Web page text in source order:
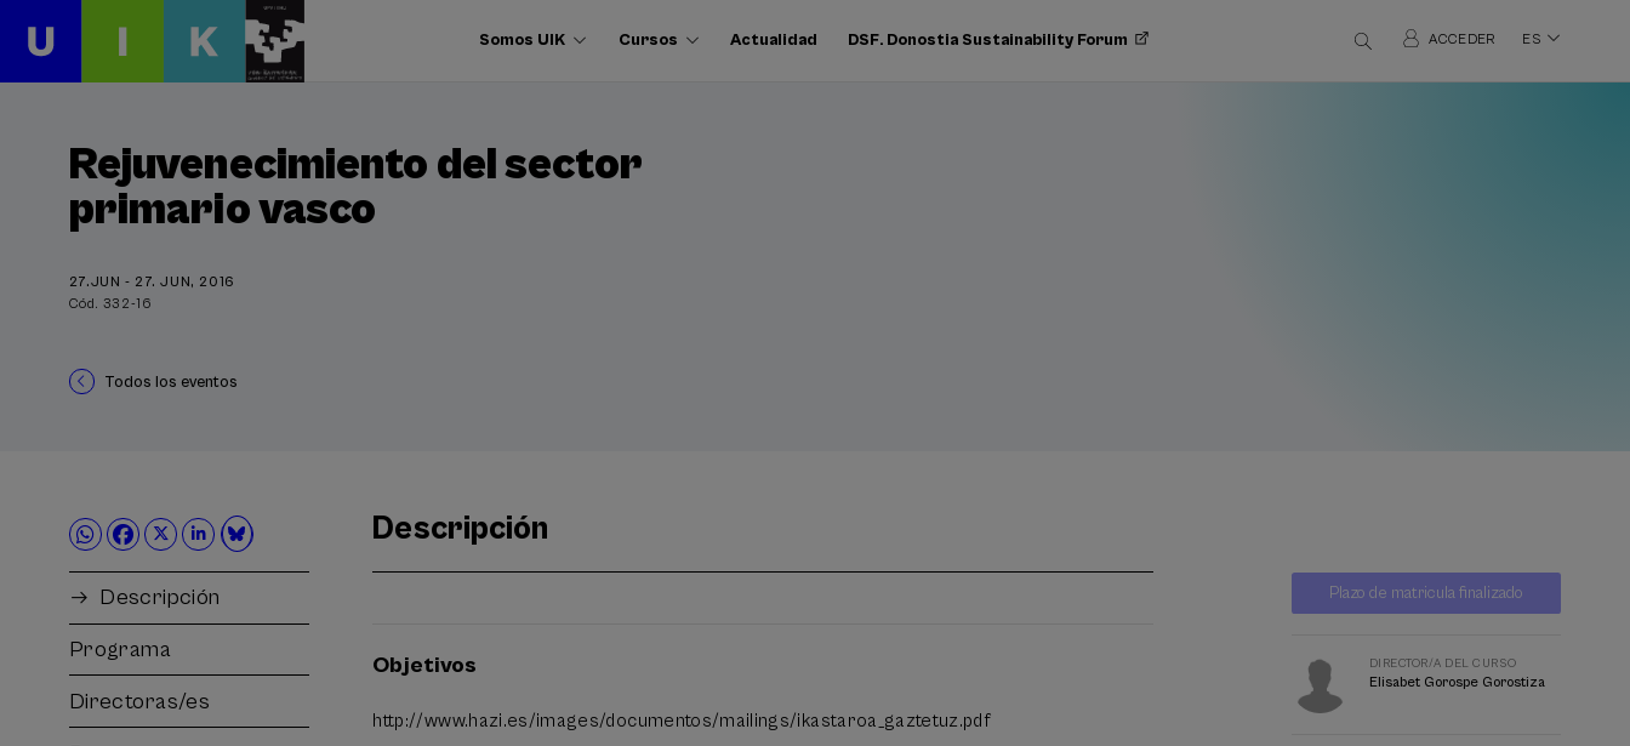
Somos UIK Cursos Actualidad DSF. Donostia Sustainability Forum ACCEDER ES
Rejuvenecimiento del sector
primario vasco
27.JUN - 27. JUN, 2016
Cód. 332-16
Todos los eventos
Descripción
Programa
Directoras/es
Descripción
Objetivos
http://www.hazi.es/images/documentos/mailings/ikastaroa_gaztetuz.pdf
Fecha pasada
Plazo de matricula finalizado
curso
DIRECTOR/A DEL CURSO
Elisabet Gorospe Gorostiza